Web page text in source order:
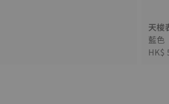
天梭
HK$